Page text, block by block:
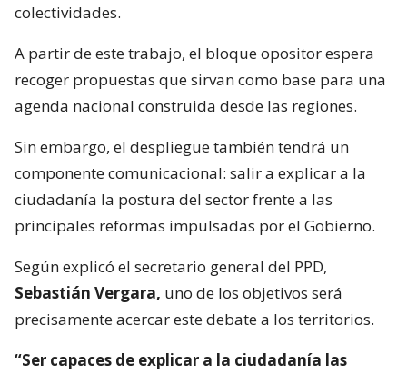
colectividades.
A partir de este trabajo, el bloque opositor espera
recoger propuestas que sirvan como base para una
agenda nacional construida desde las regiones.
Sin embargo, el despliegue también tendrá un
componente comunicacional: salir a explicar a la
ciudadanía la postura del sector frente a las
principales reformas impulsadas por el Gobierno.
Según explicó el secretario general del PPD,
Sebastián Vergara, uno de los objetivos será
precisamente acercar este debate a los territorios.
“Ser capaces de explicar a la ciudadanía las